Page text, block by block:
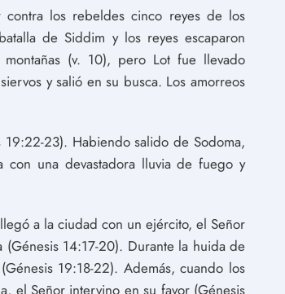
los rebeldes cinco reyes de los
de Siddim y los reyes escaparon
(v. 10), pero Lot fue llevado
y salió en su busca. Los amorreos
23). Habiendo salido de Sodoma,
una devastadora lluvia de fuego y
a la ciudad con un ejército, el Señor
14:17-20). Durante la huida de
19:18-22). Además, cuando los
el Señor intervino en su favor (Génesis